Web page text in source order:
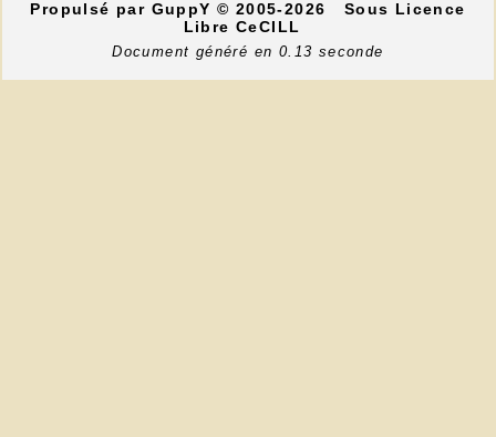
Propulsé par GuppY© 2005-2026
Sous Licence
Libre CeCILL
Document généré en 0.13 seconde